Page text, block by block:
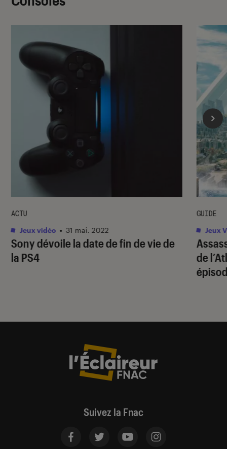
Sony dévoile la date de fin de vie de
la PS4
ACTU
Jeux vidéo • 31 mai. 2022
de
GUIDE
Jeux
Suivez la Fnac